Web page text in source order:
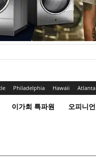
Philadelphia Hawaii Atlanta
이가희 특파원 오피니언